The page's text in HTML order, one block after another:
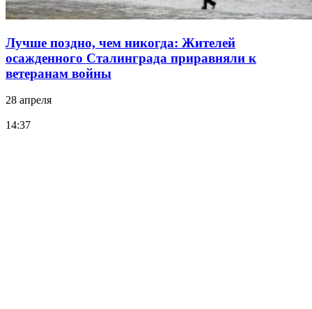
Лучше поздно, чем никогда: Жителей
осажденного Сталинграда приравняли к
ветеранам войны
28 апреля
14:37